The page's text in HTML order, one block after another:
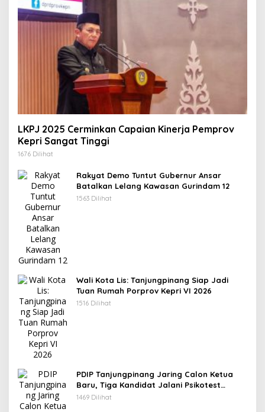
LKPJ 2025 Cerminkan Capaian Kinerja Pemprov
Kepri Sangat Tinggi
1676 Dilihat
Rakyat Demo Tuntut Gubernur Ansar
Batalkan Lelang Kawasan Gurindam 12
1563 Dilihat
Wali Kota Lis: Tanjungpinang Siap Jadi
Tuan Rumah Porprov Kepri VI 2026
1516 Dilihat
PDIP Tanjungpinang Jaring Calon Ketua
Baru, Tiga Kandidat Jalani Psikotest
Daring
1469 Dilihat